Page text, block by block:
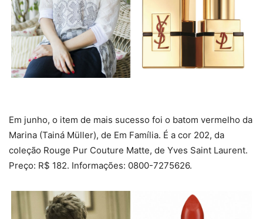
Em junho, o item de mais sucesso foi o batom vermelho da
Marina (Tainá Müller), de Em Família. É a cor 202, da
coleção Rouge Pur Couture Matte, de Yves Saint Laurent.
Preço: R$ 182. Informações: 0800-7275626.